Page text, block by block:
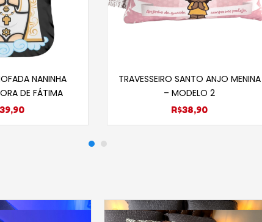
NANINHA
DE FÁTIMA
TRAVESSEIRO SANTO ANJO MENINA
– MODELO 2
R$38,90